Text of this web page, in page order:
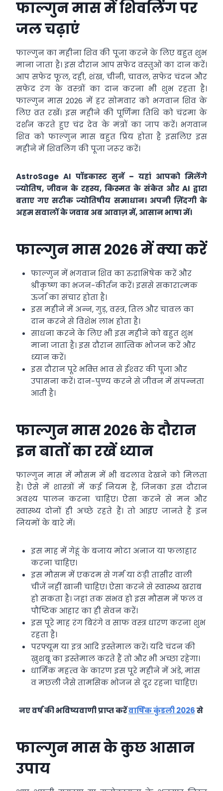
फाल्‍गुन मास में शिवलिंग पर
जल चढ़ाएं
फाल्‍गुन का महीना शिव की पूजा करने के लिए बहुत शुभ
माना जाता है। इस दौरान आप सफेद वस्‍तुओं का दान करें।
आप सफेद फूल, दही, शंख, चीनी, चावल, सफेद चंदन और
सफेद रंग के वस्‍त्रों का दान करना भी शुभ रहता है।
फाल्‍गुन मास 2026 में हर सोमवार को भगवान शिव के
लिए व्रत रखें। इस महीने की पूर्णिमा तिथि को चंद्रमा के
दर्शन करते हुए चंद्र देव के मंत्रों का जाप करें। भगवान
शिव को फाल्‍गुन मास बहुत प्रिय होता है इसलिए इस
महीने में शिवलिंग की पूजा जरूर करें।
AstroSage AI पॉडकास्ट सुनें – यहां आपको मिलेंगे
ज्योतिष, जीवन के रहस्य, किस्मत के संकेत और AI द्वारा
बताए गए सटीक ज्योतिषीय समाधान। अपनी ज़िंदगी के
अहम सवालों के जवाब अब आवाज़ में, आसान भाषा में।
फाल्‍गुन मास 2026 में क्‍या करें
फाल्‍गुन में भगवान शिव का रुद्राभिषेक करें और
श्रीकृष्‍ण का भजन-कीर्तन करें। इससे सकारात्‍मक
ऊर्जा का संचार होता है।
इस महीने में अन्‍न, गुड़, वस्‍त्र, तिल और चावल का
दान करने से विशेभ लाभ होता है।
साधना करने के लिए भी इस महीने को बहुत शुभ
माना जाता है। इस दौरान सात्विक भोजन करें और
ध्‍यान करें।
इस दौरान पूरे भक्‍ति भाव से ईश्‍वर की पूजा और
उपासना करें। दान-पुण्‍य करने से जीवन में संपन्‍नता
आती है।
फाल्गुन मास 2026 के दौरान
इन बातों का रखें ध्यान
फाल्गुन मास में मौसम में भी बदलाव देखने को मिलता
है। ऐसे में शास्त्रों में कई नियम हैं, जिनका इस दौरान
अवश्य पालन करना चाहिए। ऐसा करने से मन और
स्वास्थ्य दोनों ही अच्छे रहते हैं। तो आइए जानते हैं इन
नियमों के बारे में।
इस माह में गेहूं के बजाय मोटा अनाज या फलाहार
करना चाहिए।
इस मौसम में एकदम से गर्म या ठंड़ी तासीर वाली
चीजें नहीं खानी चाहिए। ऐसा करने से स्वास्थ्य खराब
हो सकता है। जहां तक संभव हो इस मौसम में फल व
पौष्टिक आहार का ही सेवन करें।
इस पूरे माह रंग बिरंगे व साफ वस्त्र धारण करना शुभ
रहता है।
परफ्यूम या इत्र आदि इस्तेमाल करें। यदि चंदन की
ख़ुशबू का इस्तेमाल करते हैं तो और भी अच्छा रहेगा।
धार्मिक महत्‍व के कारण इस पूरे महीने में अंडे, मांस
व मछली जैसे तामसिक भोजन से दूर रहना चाहिए।
नए वर्ष की भविष्यवाणी प्राप्त करेंवार्षिक कुंडली 2026से
फाल्गुन मास के कुछ आसान
उपाय